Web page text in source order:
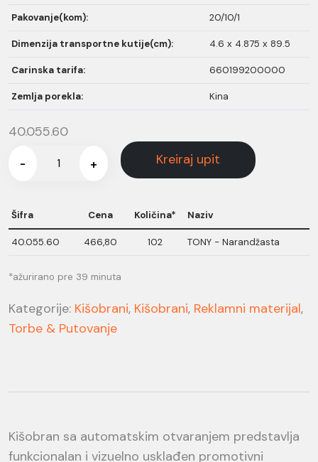
Pakovanje(kom): 20/10/1
Dimenzija transportne kutije(cm): 4.6 x 4.875 x 89.5
Carinska tarifa: 660199200000
Zemlja porekla: Kina
40.055.60
- + Kreiraj upit
Šifra Cena Količina* Naziv
40.055.60 466,80 102 TONY - Narandžasta
*ažurirano pre 39 minuta
Kategorije: Kišobrani, Kišobrani, Reklamni materijal,
Torbe & Putovanje
Kišobran sa automatskim otvaranjem predstavlja
funkcionalan i vizuelno usklađen promotivni